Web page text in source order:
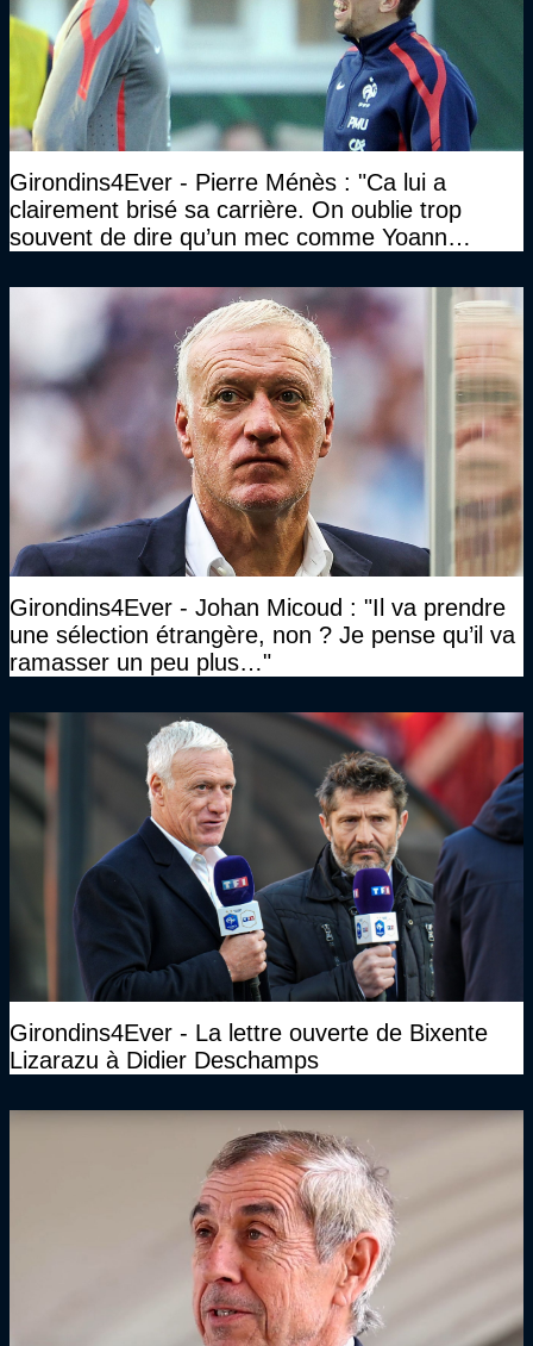
Girondins4Ever - Pierre Ménès : "Ca lui a
clairement brisé sa carrière. On oublie trop
souvent de dire qu’un mec comme Yoann
Girondins4Ever - Johan Micoud : "Il va prendre
une sélection étrangère, non ? Je pense qu’il va
ramasser un peu plus…"
Girondins4Ever - La lettre ouverte de Bixente
Lizarazu à Didier Deschamps